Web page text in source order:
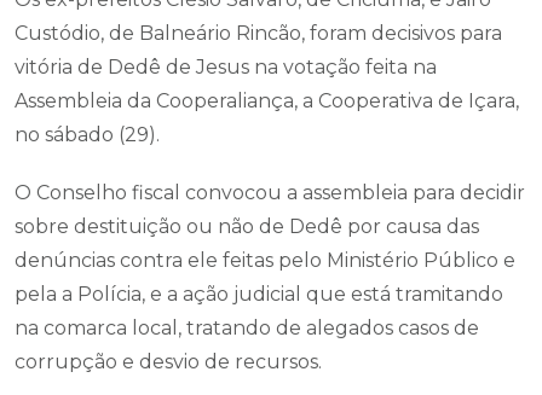
Custódio, de Balneário Rincão, foram decisivos para
vitória de Dedê de Jesus na votação feita na
Assembleia da Cooperaliança, a Cooperativa de Içara,
no sábado (29).
O Conselho fiscal convocou a assembleia para decidir
sobre destituição ou não de Dedê por causa das
denúncias contra ele feitas pelo Ministério Público e
pela a Polícia, e a ação judicial que está tramitando
na comarca local, tratando de alegados casos de
corrupção e desvio de recursos.